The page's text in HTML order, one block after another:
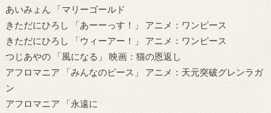
あいみょん 「マリーゴールド
きただにひろし 「あーーっす！」 アニメ：ワンピース
きただにひろし 「ウィーアー！」 アニメ：ワンピース
つじあやの 「風になる」 映画：猫の恩返し
アフロマニア 「みんなのピース」 アニメ：天元突破グレンラガ
ン
アフロマニア 「永遠に